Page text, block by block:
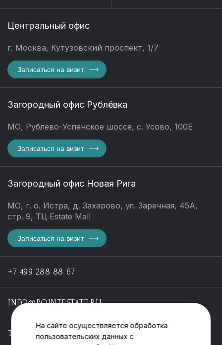
Центральный офис
г. Москва, Кутузовский проспект, 1/7
Записаться на визит
Загородный офис Рублёвка
МО, Рублево-Успенское шоссе, с. Усово, 100Е
Записаться на визит
Загородный офис Новая Рига
МО, г. о. Истра, д. Захарово, ул. Заречная, 45А,
стр. 9, ТЦ Estate Mall
Записаться на визит
+7 499 288 88 67
INFO@POINTESTATE.RU
TELEGRAM
На сайте осуществляется обработка
пользовательских данных с